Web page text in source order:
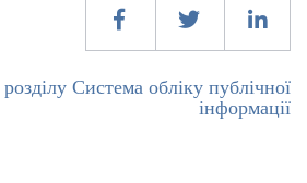
Система обліку публічної
інформації